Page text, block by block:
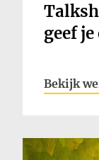
geef je
Bekijk